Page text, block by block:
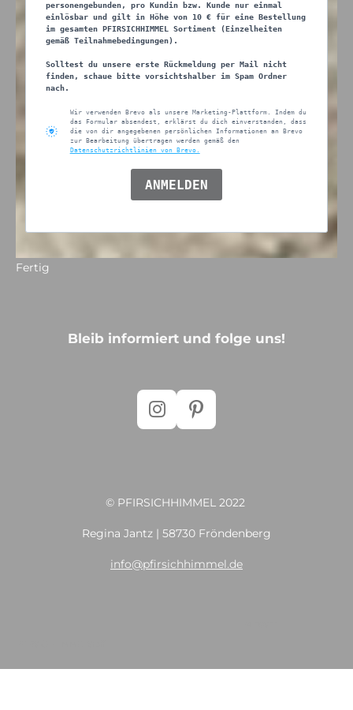
personengebunden, pro Kundin bzw. Kunde nur einmal
einlösbar und gilt in Höhe von 10 € für eine Bestellung
im gesamten PFIRSICHHIMMEL Sortiment (Einzelheiten
gemäß Teilnahmebedingungen).
Solltest du unsere erste Rückmeldung per Mail nicht
finden, schaue bitte vorsichtshalber im Spam Ordner
nach.
Wir verwenden Brevo als unsere Marketing-Plattform. Indem du
das Formular absendest, erklärst du dich einverstanden, dass
die von dir angegebenen persönlichen Informationen an Brevo
zur Bearbeitung übertragen werden gemäß den
Datenschutzrichtlinien von Brevo.
ANMELDEN
Fertig
Bleib informiert und folge uns!
I
g
r
m
P
r
e
t
© PFIRSICHHIMMEL 2022
Regina Jantz | 58730 Fröndenberg
info@pfirsichhimmel.de